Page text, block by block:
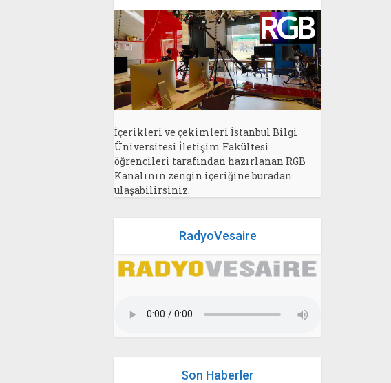
İçerikleri ve çekimleri İstanbul Bilgi
Üniversitesi İletişim Fakültesi
öğrencileri tarafından hazırlanan RGB
Kanalının zengin içeriğine buradan
ulaşabilirsiniz.
RadyoVesaire
Son Haberler